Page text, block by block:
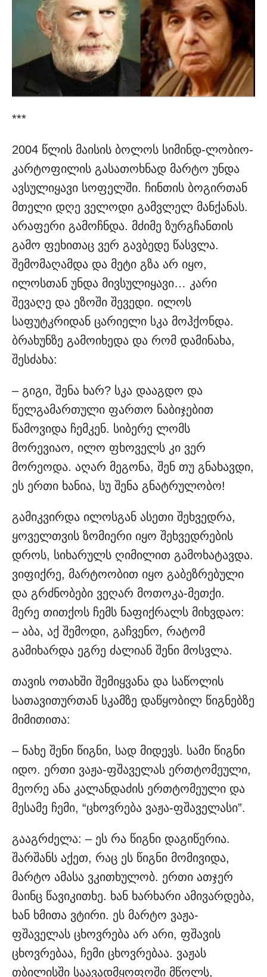
***
2004 წლის მაისის ბოლოს სიმინდ-ლობიო-
კარტოფილის გასათოხნად მარტო უნდა
ავსულიყავი სოფელში. ჩინთის ბოგირთან
მთელი დღე ველოდი გამვლელ მანქანას.
არაფერი გამოჩნდა. მძიმე ზურგჩანთის
გამო ფეხითაც ვერ გავბედე წასვლა.
შემომაღამდა და მეტი გზა არ იყო,
ილოსთან უნდა მივსულიყავი… კარი
შევაღე და ეზოში შევედი. ილოს
საფუტკრიდან ცარიელი სკა მოჰქონდა.
ბრახუნზე გამოიხედა და რომ დამინახა,
შესძახა:
– გიგი, შენა ხარ? სკა დააგდო და
წელგამართული ფართო ნაბიჯებით
წამოვიდა ჩემკენ. სიბერე ლომს
მორევიაო, ილო ფხოველს კი ვერ
მორეოდა. აღარ მეგონა, შენ თუ გნახავდი,
ეს ერთი ხანია, სუ შენა გნატრულობო!
გამიკვირდა ილოსგან ასეთი შეხვედრა,
ყოველთვის ზომიერი იყო შეხვედრების
დროს, სიხარულს ღიმილით გამოხატავდა.
ვიფიქრე, მარტოობით იყო გაბეზრებული
და გრძნობები ვეღარ მოთოკა-მეთქი.
მერე თითქოს ჩემს ნაფიქრალს მიხვდაო:
– აბა, აქ შემოდი, გაჩვენო, რატომ
გამიხარდა ეგრე ძალიან შენი მოსვლა.
თავის ოთახში შემიყვანა და საწოლის
სათავითურთან სკამზე დაწყობილ წიგნებზე
მიმითითა:
– ნახე შენი წიგნი, სად მიდევს. სამი წიგნი
იდო. ერთი ვაჟა-ფშაველას ერთტომეული,
მეორე ანა კალანდაძის ერთტომეული და
მესამე ჩემი, “ცხოვრება ვაჟა-ფშაველასი”.
გააგრძელა: – ეს რა წიგნი დაგიწერია.
შარშანს აქეთ, რაც ეს წიგნი მომივიდა,
მარტო ამასა ვკითხულობ. ერთი ათჯერ
მაინც წავიკითხე. ხან ხარხარი ამივარდება,
ხან ხმითა ვტირი. ეს მარტო ვაჟა-
ფშაველას ცხოვრება არ არი, ფშავის
ცხოვრებაა, ჩემი ცხოვრებაა. ვაჟას
თბილისში საავადმყოფოში მწოლს,